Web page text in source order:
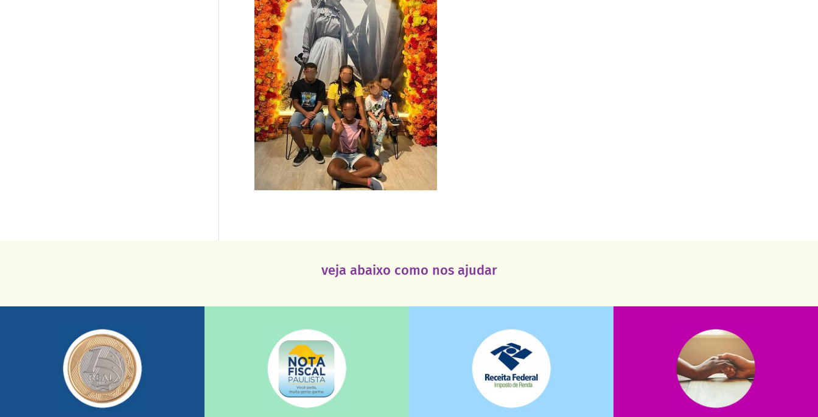
veja abaixo como nos ajudar
nossos relatórios mensais por e-mail
mostrando tudo o que fizemos com a
sua ajuda somada a de outras pessoas.
saiba mais
saiba mais
deixa de ir para o governo?
saiba mais
que possam nos ajudar com certos
assuntos. Entre em contato conosco e
saiba como nos ajudar.
saiba mais